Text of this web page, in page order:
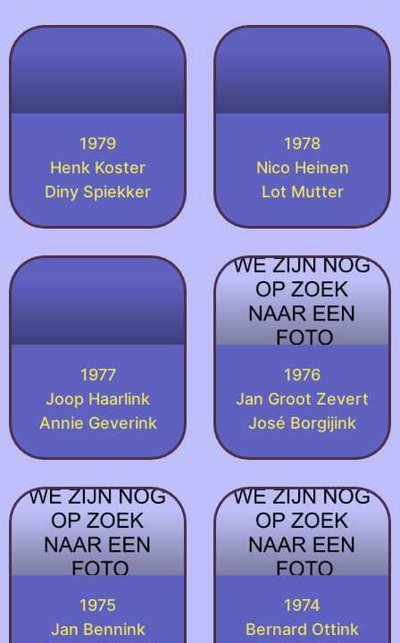
1979
Henk Koster
Diny Spiekker
1978
Nico Heinen
Lot Mutter
1977
Joop Haarlink
Annie Geverink
1976
Jan Groot Zevert
José Borgijink
1975
Jan Bennink
1974
Bernard Ottink